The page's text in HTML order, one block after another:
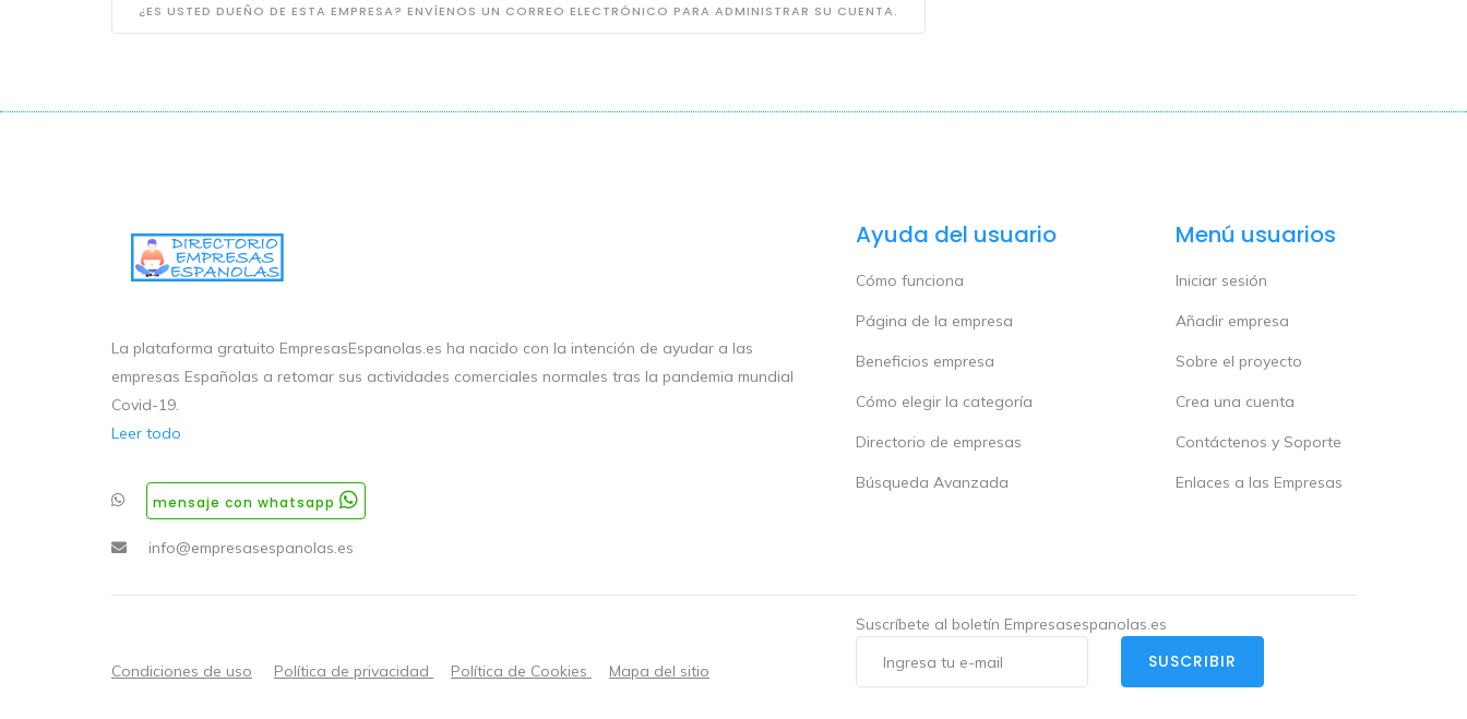
¿ES USTED DUEÑO DE ESTA EMPRESA? ENVÍENOS UN CORREO ELECTRÓNICO PARA ADMINISTRAR SU CUENTA.
La plataforma gratuito EmpresasEspanolas.es ha nacido con la intención de ayudar a las
empresas Españolas a retomar sus actividades comerciales normales tras la pandemia mundial
Covid-19.
Leer todo
mensaje con whatsapp
info@empresasespanolas.es
Ayuda del usuario
Cómo funciona
Página de la empresa
Beneficios empresa
Cómo elegir la categoría
Directorio de empresas
Búsqueda Avanzada
Menú usuarios
Iniciar sesión
Añadir empresa
Sobre el proyecto
Crea una cuenta
Contáctenos y Soporte
Enlaces a las Empresas
Suscríbete al boletín Empresasespanolas.es
Condiciones de uso Política de privacidad Política de Cookies Mapa del sitio SUSCRIBIR